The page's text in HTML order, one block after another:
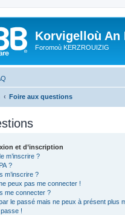
Korvigelloù An
Foromoù KERZROUIZIG
Foire aux questions
et d’inscription
m’inscrire ?
?
m’inscrire ?
peux pas me connecter !
me connecter ?
le passé mais ne peux à présent plus
!